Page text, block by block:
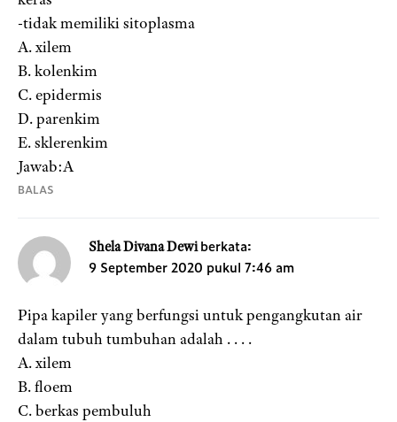
-tidak memiliki sitoplasma
A. xilem
B. kolenkim
C. epidermis
D. parenkim
E. sklerenkim
Jawab:A
BALAS
Shela Divana Dewi berkata:
9 September 2020 pukul 7:46 am
Pipa kapiler yang berfungsi untuk pengangkutan air
dalam tubuh tumbuhan adalah . . . .
A. xilem
B. floem
C. berkas pembuluh